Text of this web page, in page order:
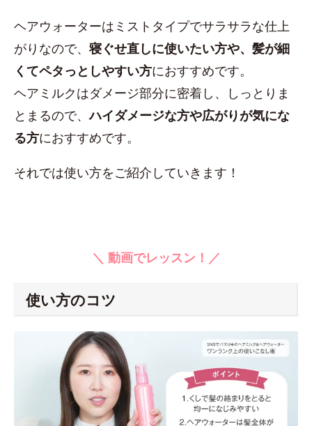
ヘアウォーターはミストタイプでサラサラな仕上
がりなので、寝ぐせ直しに使いたい方や、髪が細
くてペタっとしやすい方におすすめです。
ヘアミルクはダメージ部分に密着し、しっとりま
とまるので、ハイダメージな方や広がりが気にな
る方におすすめです。
それでは使い方をご紹介していきます！
＼ 動画でレッスン！／
使い方のコツ